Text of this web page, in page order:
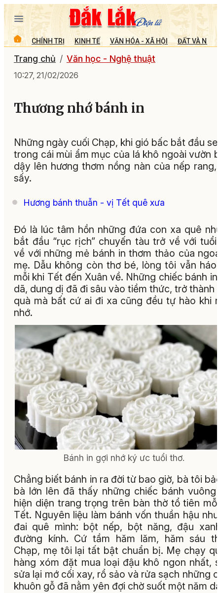
CHÍNH TRỊ KINH TẾ VĂN HÓA - XÃ HỘI ĐẤT VÀ
Trang chủ Văn học - Nghệ thuật
10:27, 21/02/2026
Thương nhớ bánh in
Những ngày cuối Chạp, khi gió bấc bắt đầu se
trong cái mùi ẩm mục của lá khô ngoài vườn
dậy lên hương thơm nồng nàn của nếp rang,
sấy.
Hương bánh thuẫn - vị Tết quê xưa
Đó là lúc tâm hồn những đứa con xa quê
bắt đầu “rục rịch” chuyến tàu trở về với tuổi
về với những mẻ bánh in thơm thảo của
mẹ. Dẫu không còn thơ bé, lòng tôi vẫn háo
mỗi khi Tết đến Xuân về. Những chiếc bánh in
dã, dung dị đã đi sâu vào tiềm thức, trở thành
quà mà bất cứ ai đi xa cũng đều tự hào khi
nhớ.
Bánh in gợi nhớ ký ưc tuổi thơ.
Chẳng biết bánh in ra đời từ bao giờ, bà tôi
bà lớn lên đã thấy những chiếc bánh vuông
hiện diện trang trọng trên bàn thờ tổ tiên
Tết. Nguyên liệu làm bánh vốn thuần hậu
đai quê mình: bột nếp, bột năng, đậu
đường kính. Cứ tầm hăm lăm, hăm sáu
Chạp, mẹ tôi lại tất bật chuẩn bị. Mẹ chạy
hàng xóm đặt mua loại đậu khô ngon nhất,
sửa lại mớ cối xay, rổ sảo và rửa sạch những
khuôn gỗ đã nằm yên đợi chờ suốt một năm